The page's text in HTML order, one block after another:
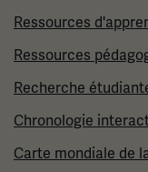
Ressources
Ressources
Recherche
Chronologie
Carte mondiale de